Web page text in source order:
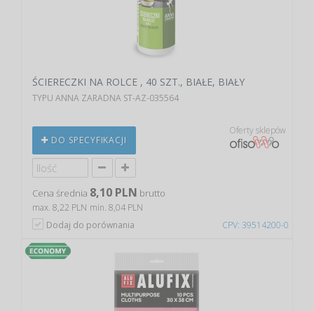
CPV: 39514200-0
ŚCIERECZKI NA ROLCE , 40 SZT., BIAŁE, BIAŁY
TYPU ANNA ZARADNA ST-AZ-035564
DO SPECYFIKACJI
Oferty sklepów
Cena średnia 8,10 PLN brutto
max. 8,22 PLN min. 8,04 PLN
Dodaj do porównania